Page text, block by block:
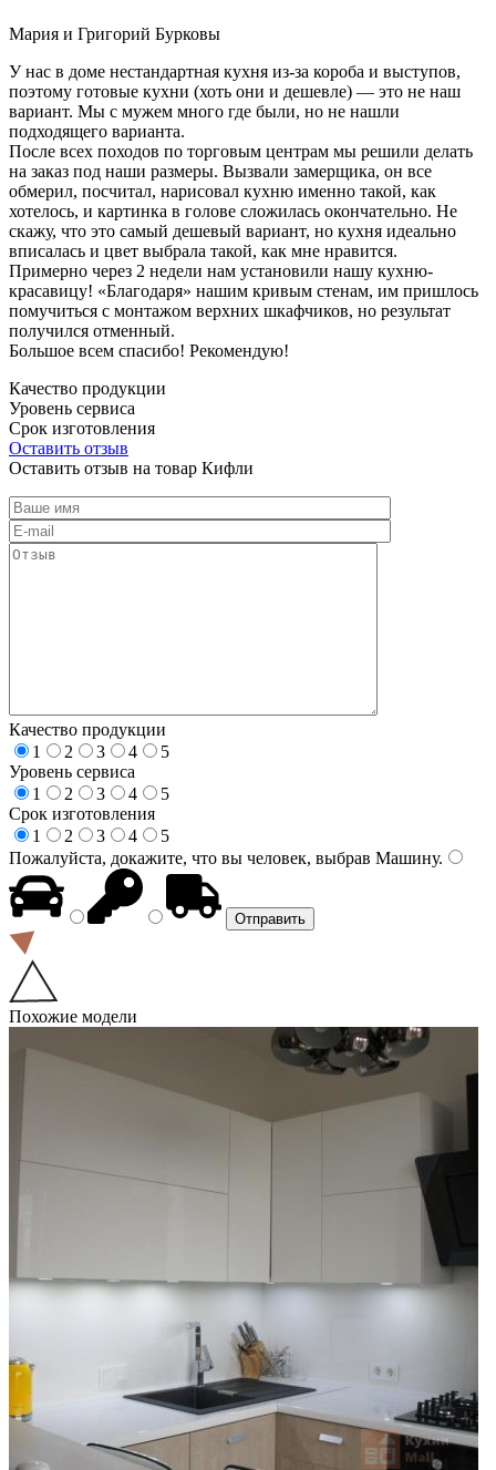
Мария и Григорий Бурковы
У нас в доме нестандартная кухня из-за короба и выступов,
поэтому готовые кухни (хоть они и дешевле) — это не наш
вариант. Мы с мужем много где были, но не нашли
подходящего варианта.
После всех походов по торговым центрам мы решили делать
на заказ под наши размеры. Вызвали замерщика, он все
обмерил, посчитал, нарисовал кухню именно такой, как
хотелось, и картинка в голове сложилась окончательно. Не
скажу, что это самый дешевый вариант, но кухня идеально
вписалась и цвет выбрала такой, как мне нравится.
Примерно через 2 недели нам установили нашу кухню-
красавицу! «Благодаря» нашим кривым стенам, им пришлось
помучиться с монтажом верхних шкафчиков, но результат
получился отменный.
Большое всем спасибо! Рекомендую!
Качество продукции
Уровень сервиса
Срок изготовления
Оставить отзыв
Оставить отзыв на товар Кифли
Качество продукции
1
2 3 4
5
Уровень сервиса
1
2 3 4
5
Срок изготовления
1
2 3 4
5
Пожалуйста, докажите, что вы человек, выбрав Машину.
Похожие модели